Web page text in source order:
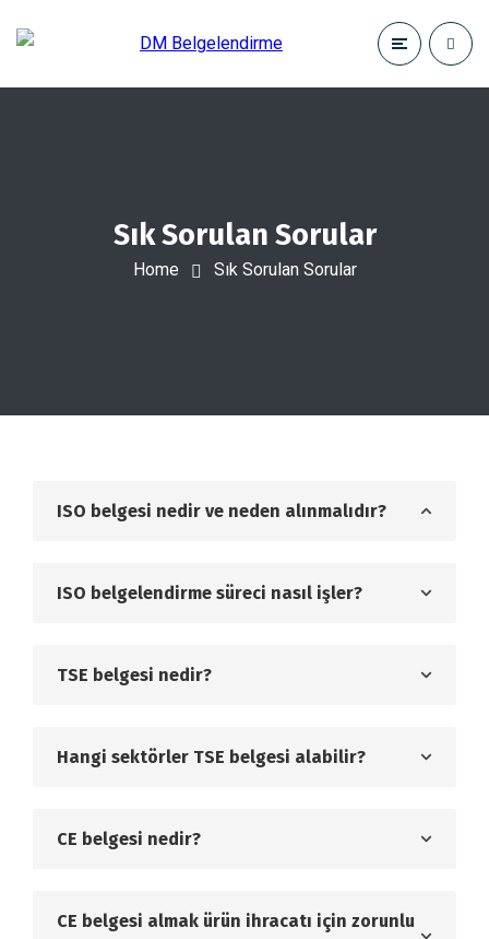
Sık Sorulan Sorular
Home Sık Sorulan Sorular
ISO belgesi nedir ve neden alınmalıdır?
ISO belgelendirme süreci nasıl işler?
TSE belgesi nedir?
Hangi sektörler TSE belgesi alabilir?
CE belgesi nedir?
CE belgesi almak ürün ihracatı için zorunlu